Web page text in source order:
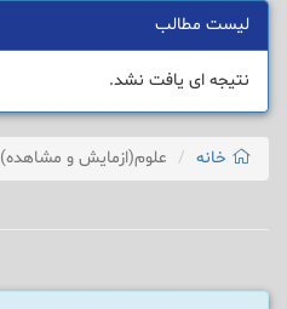
لیست مطالب
نتیجه ای یافت نشد.
خانه علوم(ازمایش و مشاهده)